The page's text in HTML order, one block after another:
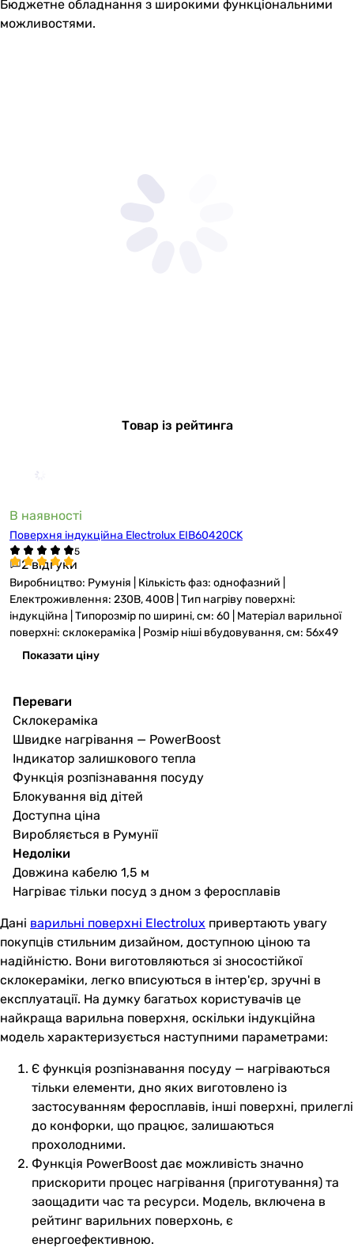
Бюджетне обладнання з широкими функціональними
можливостями.
Товар із рейтинга
В наявності
Поверхня індукційна Electrolux EIB60420CK
2 відгуки
Виробництво: Румунія | Кількість фаз: однофазний |
Електроживлення: 230В, 400В | Тип нагріву поверхні:
індукційна | Типорозмір по ширині, см: 60 | Матеріал варильної
поверхні: склокераміка | Розмір ніші вбудовування, см: 56x49
Показати ціну
Переваги
Склокераміка
Швидке нагрівання — PowerBoost
Індикатор залишкового тепла
Функція розпізнавання посуду
Блокування від дітей
Доступна ціна
Виробляється в Румунії
Недоліки
Довжина кабелю 1,5 м
Нагріває тільки посуд з дном з феросплавів
Дані варильні поверхні Electrolux привертають увагу
покупців стильним дизайном, доступною ціною та
надійністю. Вони виготовляються зі зносостійкої
склокераміки, легко вписуються в інтер'єр, зручні в
експлуатації. На думку багатьох користувачів це
найкраща варильна поверхня, оскільки індукційна
модель характеризується наступними параметрами:
Є функція розпізнавання посуду — нагріваються
тільки елементи, дно яких виготовлено із
застосуванням феросплавів, інші поверхні, прилеглі
до конфорки, що працює, залишаються
прохолодними.
Функція PowerBoost дає можливість значно
прискорити процес нагрівання (приготування) та
заощадити час та ресурси. Модель, включена в
рейтинг варильних поверхонь, є
енергоефективною.